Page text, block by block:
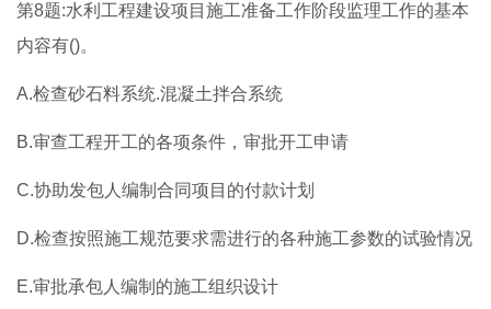
第8题:水利工程建设项目施工准备工作阶段监理工作的基本
内容有()。
A.检查砂石料系统.混凝土拌合系统
B.审查工程开工的各项条件，审批开工申请
C.协助发包人编制合同项目的付款计划
D.检查按照施工规范要求需进行的各种施工参数的试验情况
E.审批承包人编制的施工组织设计